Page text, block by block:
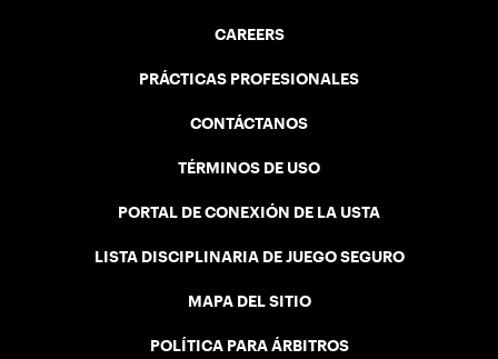
CAREERS
PRÁCTICAS PROFESIONALES
CONTÁCTANOS
TÉRMINOS DE USO
PORTAL DE CONEXIÓN DE LA USTA
LISTA DISCIPLINARIA DE JUEGO SEGURO
MAPA DEL SITIO
POLÍTICA PARA ÁRBITROS